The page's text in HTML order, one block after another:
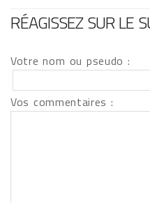
RÉAGISSEZ SUR LE
Votre nom ou pseudo :
Vos commentaires :